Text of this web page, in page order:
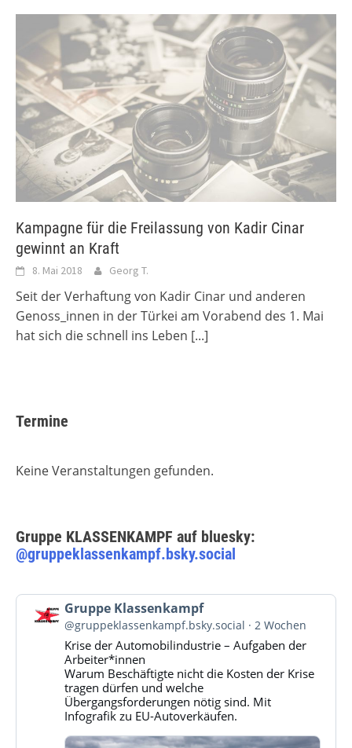
Kampagne für die Freilassung von Kadir Cinar
gewinnt an Kraft
8. Mai 2018 Georg T.
Seit der Verhaftung von Kadir Cinar und anderen
Genoss_innen in der Türkei am Vorabend des 1. Mai
hat sich die schnell ins Leben [...]
Termine
Keine Veranstaltungen gefunden.
Gruppe KLASSENKAMPF auf bluesky:
@gruppeklassenkampf.bsky.social
Beitrag
von
Gruppe
Klassenkampf
Bluesky
ansehen
Gruppe Klassenkampf
@gruppeklassenkampf.bsky.social 2 Wochen
Krise der Automobilindustrie – Aufgaben der
Arbeiter*innen
Warum Beschäftigte nicht die Kosten der Krise
tragen dürfen und welche
Übergangsforderungen nötig sind. Mit
Infografik zu EU-Autoverkäufen.